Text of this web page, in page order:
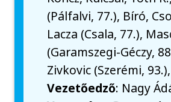
(Pálfalvi, 77.), Bíró,
Lacza (Csala, 77.),
(Garamszegi-Géczy,
Zivkovic (Szerémi,
Vezetőedző: Nagy